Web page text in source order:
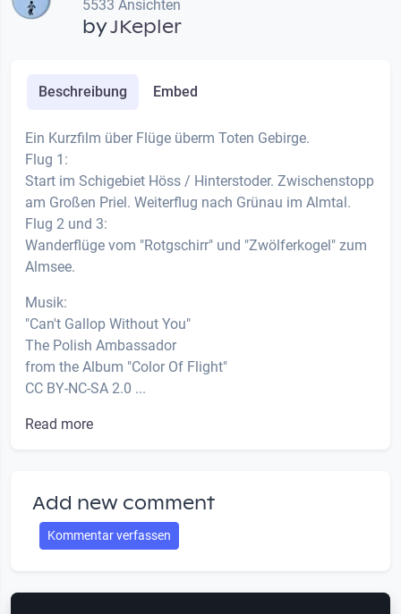
5533 Ansichten
byJKepler
Beschreibung Embed
Ein Kurzfilm über Flüge überm Toten Gebirge.
Flug 1:
Start im Schigebiet Höss / Hinterstoder. Zwischenstopp
am Großen Priel. Weiterflug nach Grünau im Almtal.
Flug 2 und 3:
Wanderflüge vom "Rotgschirr" und "Zwölferkogel" zum
Almsee.
Musik:
"Can't Gallop Without You"
The Polish Ambassador
from the Album "Color Of Flight"
CC BY-NC-SA 2.0 ...
Read more
Add new comment
Kommentar verfassen